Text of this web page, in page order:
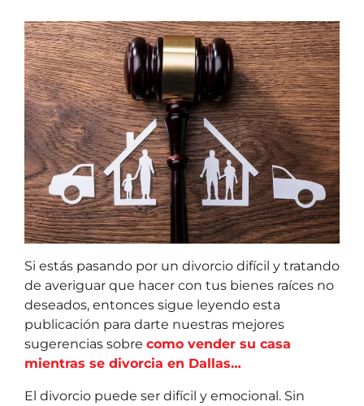
Si estás pasando por un divorcio difícil y tratando
de averiguar que hacer con tus bienes raíces no
deseados, entonces sigue leyendo esta
publicación para darte nuestras mejores
sugerencias sobre como vender su casa
mientras se divorcia en Dallas…
El divorcio puede ser difícil y emocional. Sin